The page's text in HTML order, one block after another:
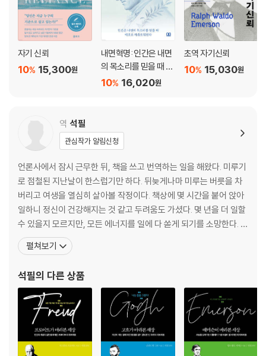
자기 신뢰
15,300원
10%
내면혁명: 인간은 내면
의 목소리를 믿을 때 비
로소 자유로워진다
16,020원
10%
초역 자기신뢰
15,030원
10%
역 석필
관심작가 알림신청
언론사에서 잠시 근무한 뒤, 책을 쓰고 번역하는 일을 해왔다. 미루기
로 점철된 지난날이 한스럽기만 하다. 뒤늦게나마 미루는 버릇을 차
버리고 여생을 열심히 살아볼 작정이다. 책상에 몇 시간을 붙어 앉아
일하니 정신이 건강해지는 것 같고 두려움도 가셨다. 몇 년을 더 일할
수 있을지 모르지만, 모든 에너지를 일에 다 쏟게 되기를 소망한다. 긍
정적 사고에 빠져 50년 넘게 살아온 결과, 긍정적 사고가 부정적 사
고보다 부작용이 많다는 것을 알게 되었다. 인생에서 가장 중요한 것
다》, 《쫄지 마, 더 잘할 수 있어》, 《하드
펼쳐보기
석필의 다른 상품